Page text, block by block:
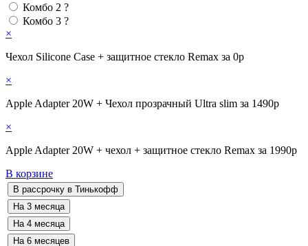
Комбо 2 ?
Комбо 3 ?
×
Чехол Silicone Case + защитное стекло Remax за 0р
×
Apple Adapter 20W + Чехол прозрачный Ultra slim за 1490р
×
Apple Adapter 20W + чехол + защитное стекло Remax за 1990р
В корзине